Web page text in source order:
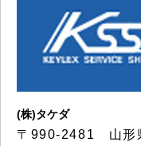
(株)タケダ
〒990-2481 山形